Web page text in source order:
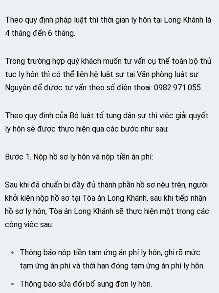
Theo quy định pháp luật thì thời gian ly hôn tại Long Khánh là
4 tháng đến 6 tháng.
Trong trường hợp quý khách muốn tư vấn cụ thể toàn bộ thủ
tục ly hôn thì có thể liên hệ luật sư tại Văn phòng luật sư
Nguyên để được tư vấn theo số điện thoại: 0982.971.055.
Theo quy định của Bộ luật tố tụng dân sự thì việc giải quyết
ly hôn sẽ được thực hiện qua các bước như sau:
Bước 1. Nộp hồ sơ ly hôn và nộp tiền án phí:
Sau khi đã chuẩn bị đầy đủ thành phần hồ sơ nêu trên, người
khởi kiện nộp hồ sơ tại Tòa án Long Khánh, sau khi tiếp nhận
hồ sơ ly hôn, Tòa án Long Khánh sẽ thực hiện một trong các
công việc sau:
Thông báo nộp tiền tạm ứng án phí ly hôn, ghi rõ mức
tạm ứng án phí và thời hạn đóng tạm ứng án phí ly hôn.
Thông báo sửa đổi bổ sung đơn ly hôn.